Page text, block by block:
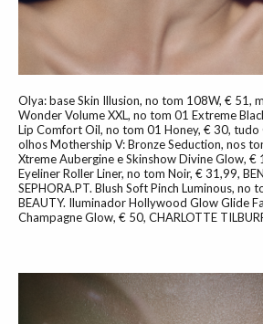
Olya: base Skin Illusion, no tom 108W, € 51,
Wonder Volume XXL, no tom 01 Extreme
Lip Comfort Oil, no tom 01 Honey, € 30, tudo
olhos Mothership V: Bronze Seduction, nos
Xtreme Aubergine e Skinshow Divine Glow, €
Eyeliner Roller Liner, no tom Noir, € 31,99,
SEPHORA.PT. Blush Soft Pinch Luminous, no
BEAUTY. Iluminador Hollywood Glow Glide
Champagne Glow, € 50, CHARLOTTE